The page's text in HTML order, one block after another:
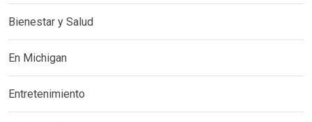
Bienestar y Salud
En Michigan
Entretenimiento